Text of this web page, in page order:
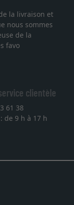
la livraison et
nous sommes
de la
favo
clientèle
61 38
de 9 h à 17 h